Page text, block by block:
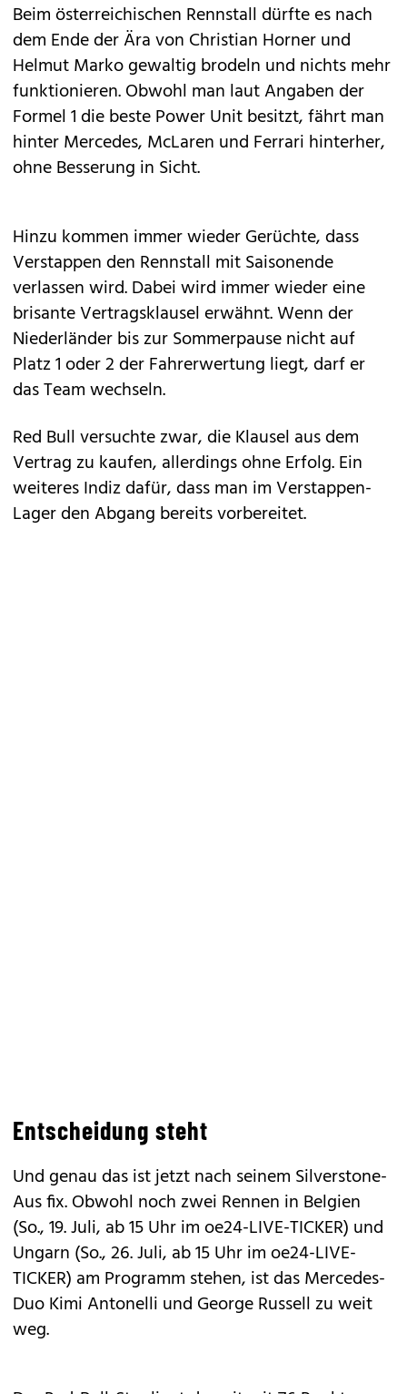
Beim österreichischen Rennstall dürfte es nach
dem Ende der Ära von Christian Horner und
Helmut Marko gewaltig brodeln und nichts mehr
funktionieren. Obwohl man laut Angaben der
Formel 1 die beste Power Unit besitzt, fährt man
hinter Mercedes, McLaren und Ferrari hinterher,
ohne Besserung in Sicht.
Hinzu kommen immer wieder Gerüchte, dass
Verstappen den Rennstall mit Saisonende
verlassen wird. Dabei wird immer wieder eine
brisante Vertragsklausel erwähnt. Wenn der
Niederländer bis zur Sommerpause nicht auf
Platz 1 oder 2 der Fahrerwertung liegt, darf er
das Team wechseln.
Red Bull versuchte zwar, die Klausel aus dem
Vertrag zu kaufen, allerdings ohne Erfolg. Ein
weiteres Indiz dafür, dass man im Verstappen-
Lager den Abgang bereits vorbereitet.
Entscheidung steht
Und genau das ist jetzt nach seinem Silverstone-
Aus fix. Obwohl noch zwei Rennen in Belgien
(So., 19. Juli, ab 15 Uhr im oe24-LIVE-TICKER) und
Ungarn (So., 26. Juli, ab 15 Uhr im oe24-LIVE-
TICKER) am Programm stehen, ist das Mercedes-
Duo Kimi Antonelli und George Russell zu weit
weg.